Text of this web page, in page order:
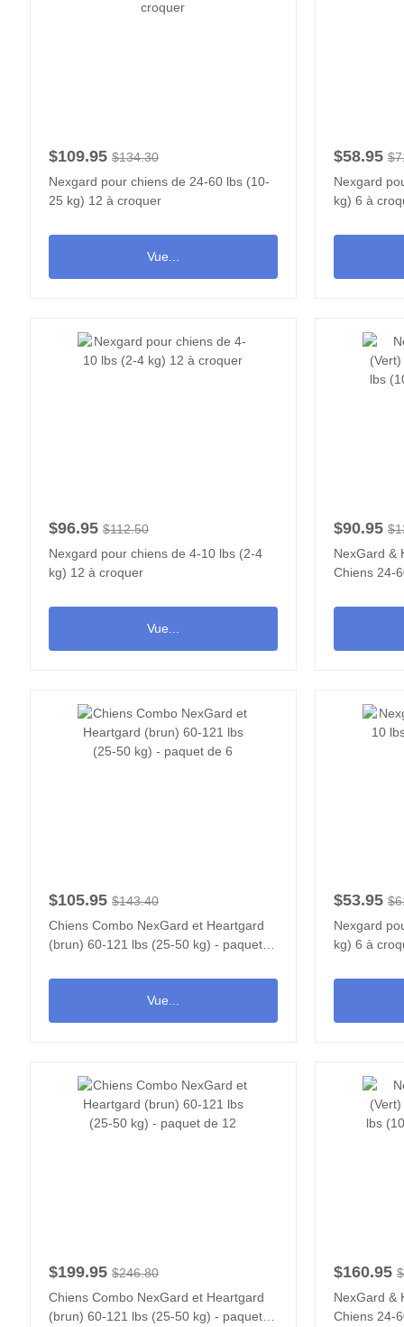
$109.95 $134.30
Nexgard pour chiens de 24-60 lbs (10-
25 kg) 12 à croquer
Vue...
$58.95
Nexgard
kg) 6 à
$96.95 $112.50
Nexgard pour chiens de 4-10 lbs (2-4
kg) 12 à croquer
Vue...
$90.95
NexGard &
Chiens 24-
$105.95 $143.40
Chiens Combo NexGard et Heartgard
(brun) 60-121 lbs (25-50 kg) - paquet
Vue...
$53.95
Nexgard
kg) 6 à
$199.95 $246.80
Chiens Combo NexGard et Heartgard
(brun) 60-121 lbs (25-50 kg) - paquet
$160.95
NexGard &
Chiens 24-